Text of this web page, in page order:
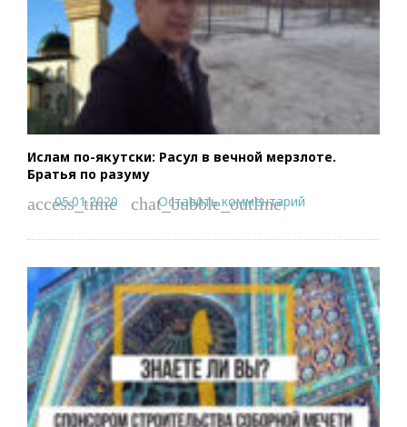
Ислам по-якутски: Расул в вечной мерзлоте.
Братья по разуму
access_time
05.01.2020 chat_bubble_outline
Оставить комментарий